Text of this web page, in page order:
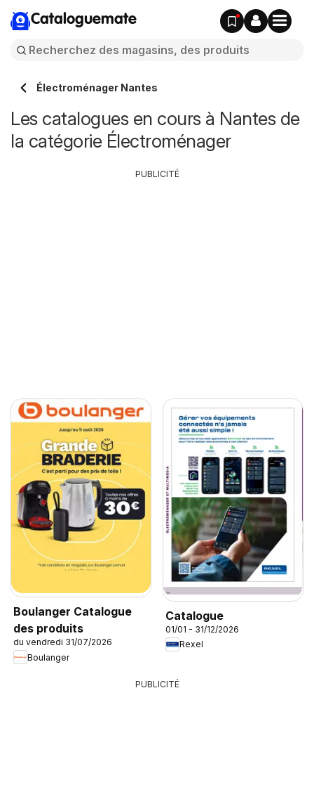
Cataloguemate
Électroménager Nantes
Les catalogues en cours à Nantes de
la catégorie Électroménager
Boulanger Catalogue
des produits
du vendredi 31/07/2026
Boulanger
Catalogue
01/01 - 31/12/2026
Rexel
PUBLICITÉ
PUBLICITÉ